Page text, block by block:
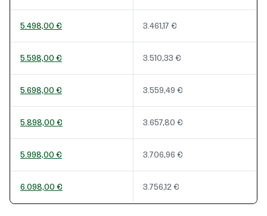
5.498,00 € 3.461,17 €
5.598,00 € 3.510,33 €
5.698,00 € 3.559,49 €
5.898,00 € 3.657,80 €
5.998,00 € 3.706,96 €
6.098,00 € 3.756,12 €